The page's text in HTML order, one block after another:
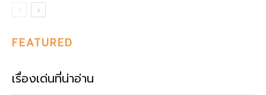
FEATURED
เรื่องเด่นที่น่าอ่าน